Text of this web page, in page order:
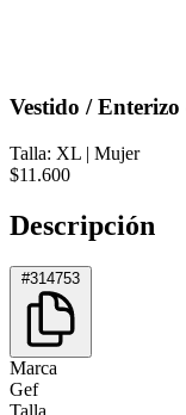
Vestido /
Talla: XL | Mujer
$11.600
Descripción
#314753
Marca
Gef
Talla